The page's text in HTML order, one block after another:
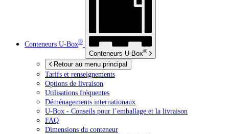
Conteneurs U-Box®
Conteneurs U-Box®
Retour au menu principal
Tarifs et renseignements
Options de livraison
Utilisations fréquentes
Déménagements internationaux
U-Box - Conseils pour l’emballage et la livraison
FAQ
Dimensions du conteneur